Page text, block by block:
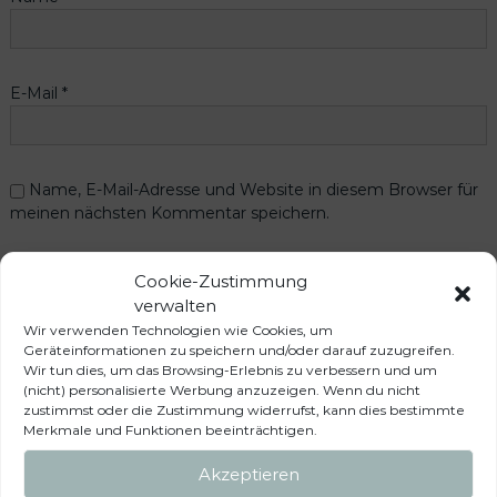
Cookie-Zustimmung
verwalten
Wir verwenden Technologien wie Cookies, um
Geräteinformationen zu speichern und/oder darauf zuzugreifen.
Wir tun dies, um das Browsing-Erlebnis zu verbessern und um
(nicht) personalisierte Werbung anzuzeigen. Wenn du nicht
zustimmst oder die Zustimmung widerrufst, kann dies bestimmte
Merkmale und Funktionen beeinträchtigen.
Akzeptieren
E-Mail *
Name, E-Mail-Adresse und Website in diesem Browser für
meinen nächsten Kommentar speichern.
Das könnte dir auch
gefallen …